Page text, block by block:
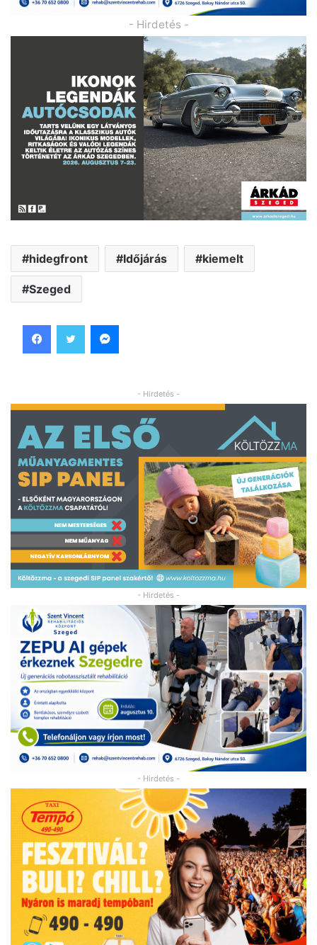
- Hirdetés -
hidegfront Időjárás kiemelt
Szeged
- Hirdetés -
- Hirdetés -
- Hirdetés -